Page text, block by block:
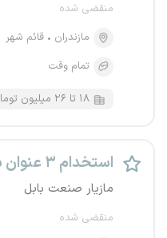
منقضی شده
مازندران
قائم شهر
تمام وقت
۱۸ تا ۲۶ میلیون تومان
استخدام ۳ عنوان شغلی
مازیار صنعت بابل
منقضی شده